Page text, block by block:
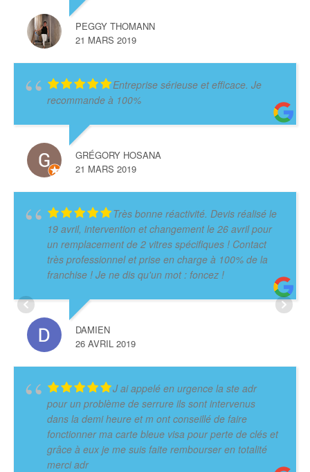
PEGGY THOMANN
21 MARS 2019
Entreprise sérieuse et efficace. Je
recommande à 100%
GRÉGORY HOSANA
21 MARS 2019
Très bonne réactivité. Devis réalisé le
19 avril, intervention et changement le 26 avril pour
un remplacement de 2 vitres spécifiques ! Contact
très professionnel et prise en charge à 100% de la
franchise ! Je ne dis qu'un mot : foncez !
DAMIEN
26 AVRIL 2019
J ai appelé en urgence la ste adr
pour un problème de serrure ils sont intervenus
dans la demi heure et m ont conseillé de faire
fonctionner ma carte bleue visa pour perte de clés et
grâce à eux je me suis faite rembourser en totalité
merci adr